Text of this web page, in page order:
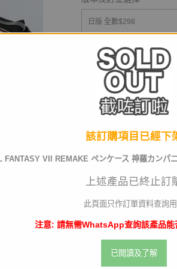
運送及店取pt
截訂日
數量
已截訂
該訂購項目已經下
FANTASY VII REMAKE ペンケース 神羅カンパ
上述產品已終止訂
此頁面只作訂單資料查詢
注意: 請無需WhatsApp查詢該產品能
已閲讀及了解